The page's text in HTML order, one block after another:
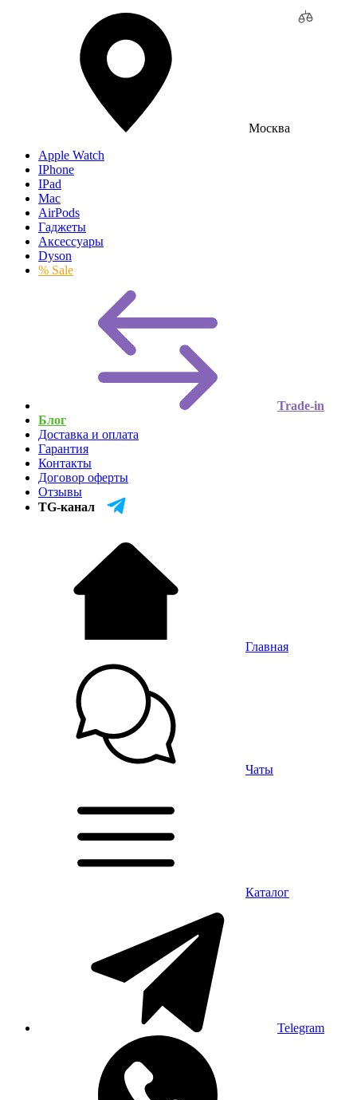
Москва
Apple Watch
IPhone
IPad
Mac
AirPods
Гаджеты
Аксессуары
Dyson
% Sale
Trade-in
Блог
Доставка и оплата
Гарантия
Контакты
Договор оферты
Отзывы
TG-канал
Главная
Чаты
Каталог
Telegram